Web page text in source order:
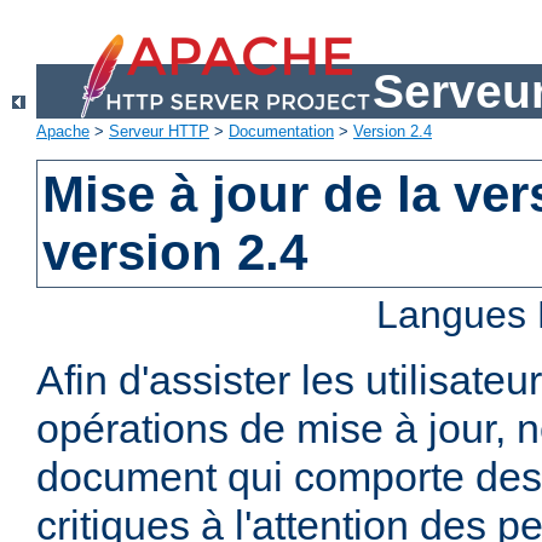
Apache > Serveur HTTP > Documentation > Version 2.4
Mise à jour de la
version 2.4
Afin d'assister les
opérations de mise à jour,
document qui comporte
critiques à l'attention des